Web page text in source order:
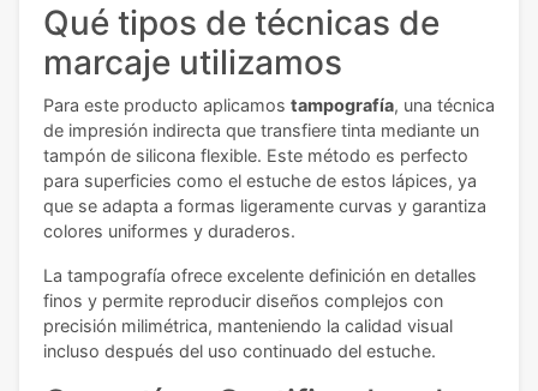
Qué tipos de técnicas de
marcaje utilizamos
Para este producto aplicamos tampografía, una técnica
de impresión indirecta que transfiere tinta mediante un
tampón de silicona flexible. Este método es perfecto
para superficies como el estuche de estos lápices, ya
que se adapta a formas ligeramente curvas y garantiza
colores uniformes y duraderos.
La tampografía ofrece excelente definición en detalles
finos y permite reproducir diseños complejos con
precisión milimétrica, manteniendo la calidad visual
incluso después del uso continuado del estuche.